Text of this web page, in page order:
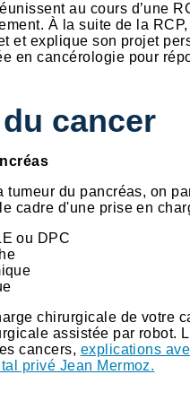
au cours d’une
À la suite de la
et explique son projet
en cancérologie pour
cancer
tumeur du pancréas, on
cadre d'une prise en
ou DPC
chirurgicale de votre
assistée par robot.
cancers, explications
privé Jean Mermoz.